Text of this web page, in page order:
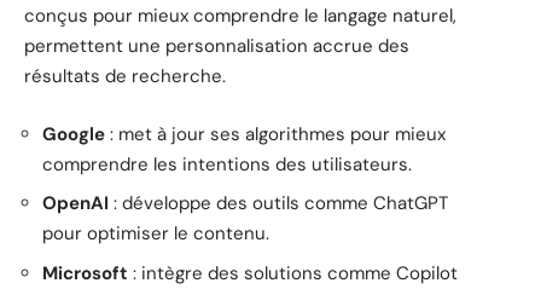
conçus pour mieux comprendre le langage naturel,
permettent une personnalisation accrue des
résultats de recherche.
Google : met à jour ses algorithmes pour mieux
comprendre les intentions des utilisateurs.
OpenAI : développe des outils comme ChatGPT
pour optimiser le contenu.
Microsoft : intègre des solutions comme Copilot